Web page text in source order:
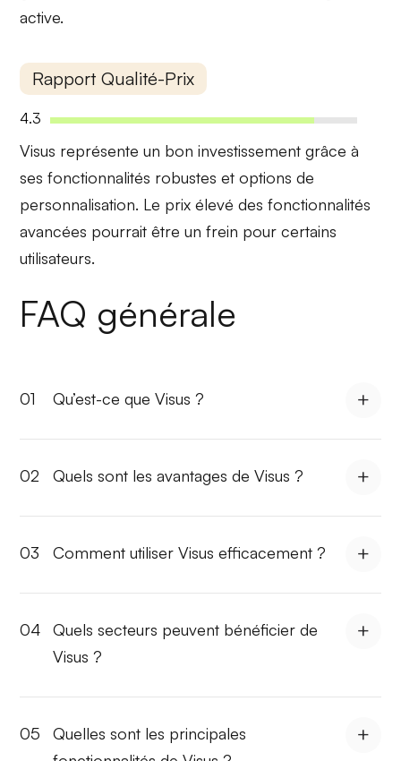
active.
Rapport Qualité-Prix
4.3
Visus représente un bon investissement grâce à
sesfonctionnalités robustes et options de
personnalisation. Le prix élevé des fonctionnalités
avancées pourrait être un frein pour certains
utilisateurs.
FAQ générale
01 Qu’est-ce que Visus ?
02 Quels sont les avantages de Visus ?
03 Comment utiliser Visus efficacement ?
04
Quels secteurs peuvent bénéficier de
Visus ?
05
Quelles sont les principales